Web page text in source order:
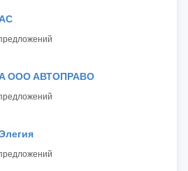
ООО АВТОПРАВО